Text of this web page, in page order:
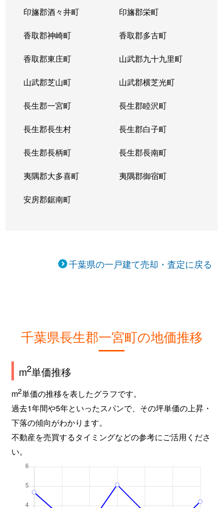
印旛郡酒々井町 印旛郡栄町
香取郡神崎町 香取郡多古町
香取郡東庄町 山武郡九十九里町
山武郡芝山町 山武郡横芝光町
長生郡一宮町 長生郡睦沢町
長生郡長生村 長生郡白子町
長生郡長柄町 長生郡長南町
夷隅郡大多喜町 夷隅郡御宿町
安房郡鋸南町
千葉県の一戸建て売却・査定に戻る
千葉県長生郡一宮町の地価推移
m2単価推移
m2単価の推移を表したグラフです。
過去1年間や5年といったスパンで、その坪単価の上昇・
下落の傾向がわかります。
不動産を売買するタイミングなどの参考にご活用くださ
い。